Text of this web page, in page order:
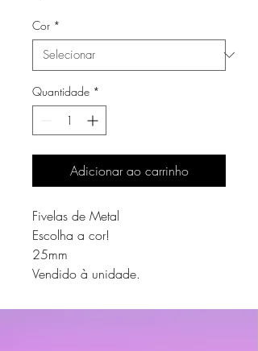
Cor *
Quantidade *
Adicionar ao carrinho
Fivelas de Metal
Escolha a cor!
25mm
Vendido à unidade.